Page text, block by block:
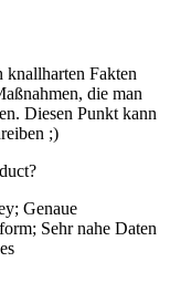
knallharten Fakten
die man
Diesen Punkt kann
;)
Genaue
Sehr nahe Daten